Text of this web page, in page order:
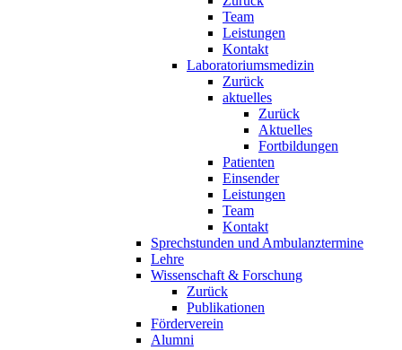
Team
Leistungen
Kontakt
Laboratoriumsmedizin
Zurück
aktuelles
Zurück
Aktuelles
Fortbildungen
Patienten
Einsender
Leistungen
Team
Kontakt
Sprechstunden und Ambulanztermine
Lehre
Wissenschaft & Forschung
Zurück
Publikationen
Förderverein
Alumni